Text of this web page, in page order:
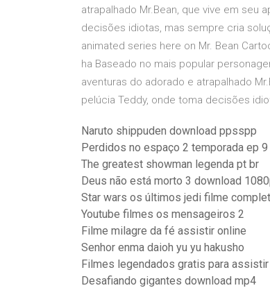
atrapalhado Mr.Bean, que vive em seu
decisões idiotas, mas sempre cria
animated series here on Mr. Bean
ha Baseado no mais popular
aventuras do adorado e atrapalhado
pelúcia Teddy, onde toma decisões
Naruto shippuden download ppsspp
Perdidos no espaço 2 temporada ep 9
The greatest showman legenda pt br
Deus não está morto 3 download
Star wars os últimos jedi filme
Youtube filmes os mensageiros 2
Filme milagre da fé assistir online
Senhor enma daioh yu yu hakusho
Filmes legendados gratis para
Desafiando gigantes download mp4